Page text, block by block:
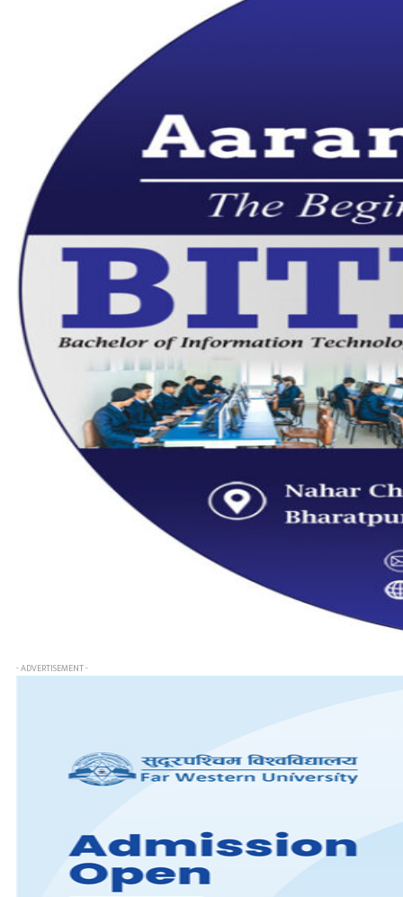
- ADVERTISEMENT -